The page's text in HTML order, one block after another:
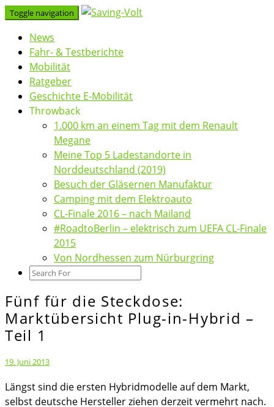
Skip
content
Toggle navigation
News
Fahr- & Testberichte
Mobilität
Ratgeber
Geschichte E-Mobilität
Throwback
1.000 km an einem Tag mit dem Renault
Megane
Meine Top 5 Ladestandorte in
Norddeutschland (2019)
Besuch der Gläsernen Manufaktur
Camping mit dem Elektroauto
CL-Finale 2016 – nach Mailand
#RoadtoBerlin – elektrisch zum UEFA CL-Finale
2015
Von Nordhessen zum Nürburgring
Search
Fünf
für
die
Steckdose:
Marktübersicht
in-
Hybrid
Fünf für die Steckdose:
Marktübersicht Plug-in-Hybrid –
Teil 1
19. Juni 2013
Längst sind die ersten Hybridmodelle auf dem Markt,
selbst deutsche Hersteller ziehen derzeit vermehrt nach.